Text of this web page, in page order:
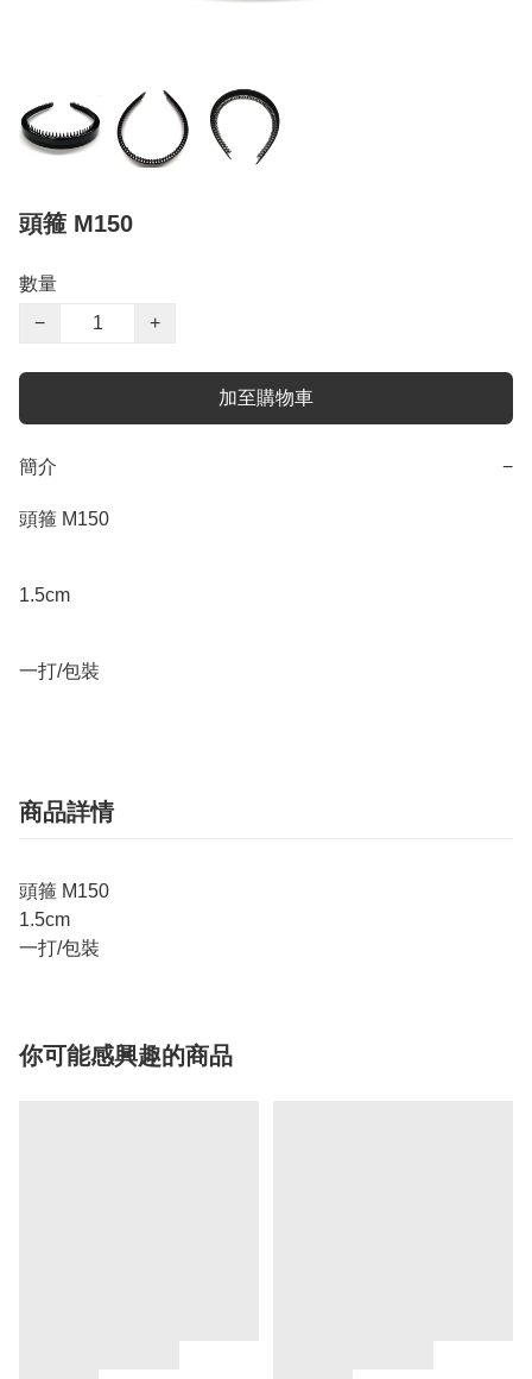
頭箍 M150
數量
−
+
加至購物車
簡介 −
頭箍 M150
1.5cm
一打/包裝
商品詳情
頭箍 M150
1.5cm
一打/包裝
你可能感興趣的商品